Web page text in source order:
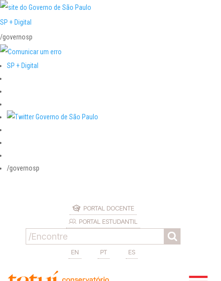
SP + Digital
/governosp
SP + Digital
/governosp
PORTAL DOCENTE
PORTAL ESTUDANTIL
EN PT ES